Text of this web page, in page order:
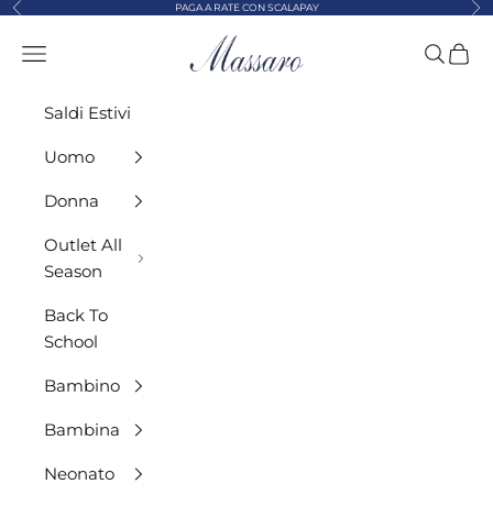
Vai al contenuto
Precedente PAGA A RATE CON SCALAPAY
MASSARO ABBIGLIAMENTO
Menù Cerca
Saldi Estivi
Uomo
Donna
Outlet All
Season
Back To
School
Bambino
Bambina
Neonato